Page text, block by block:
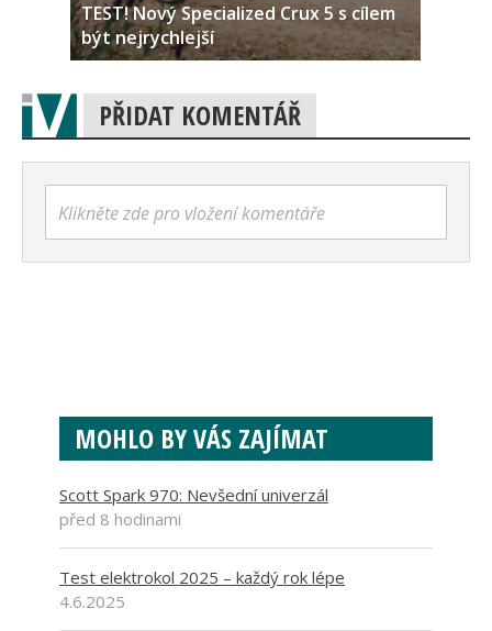
TEST! Nový Specialized Crux 5 s cílem
být nejrychlejší
PŘIDAT KOMENTÁŘ
Klikněte zde pro vložení komentáře
MOHLO BY VÁS ZAJÍMAT
Scott Spark 970: Nevšední univerzál
před 8 hodinami
Test elektrokol 2025 – každý rok lépe
4.6.2025